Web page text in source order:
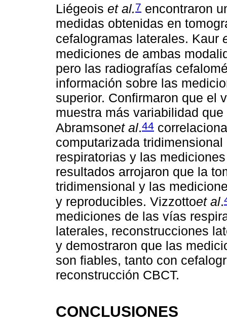
Liégeois et al.7 encontraron
medidas obtenidas en
cefalogramas laterales. Kaur
mediciones de ambas
pero las radiografías
información sobre las
superior. Confirmaron que el
muestra más variabilidad
Abramsonet al.44
computarizada
respiratorias y las
resultados arrojaron que la
tridimensional y las
y reproducibles. Vizzottoet al.
mediciones de las vías
laterales, reconstrucciones
y demostraron que las
son fiables, tanto con
reconstrucción CBCT.
CONCLUSIONES